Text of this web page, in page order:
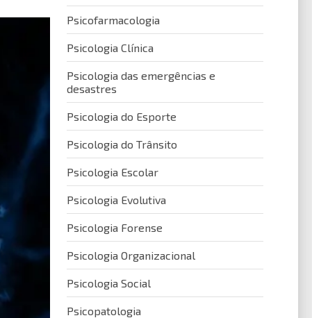
Psicofarmacologia
Psicologia Clínica
Psicologia das emergências e
desastres
Psicologia do Esporte
Psicologia do Trânsito
Psicologia Escolar
Psicologia Evolutiva
Psicologia Forense
Psicologia Organizacional
Psicologia Social
Psicopatologia